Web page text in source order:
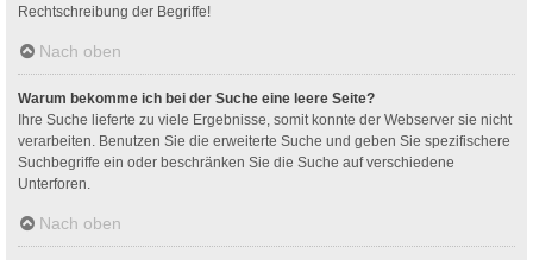
Rechtschreibung der Begriffe!
Nach oben
Warum bekomme ich bei der Suche eine leere Seite?
Ihre Suche lieferte zu viele Ergebnisse, somit konnte der Webserver sie nicht
verarbeiten. Benutzen Sie die erweiterte Suche und geben Sie spezifischere
Suchbegriffe ein oder beschränken Sie die Suche auf verschiedene
Unterforen.
Nach oben